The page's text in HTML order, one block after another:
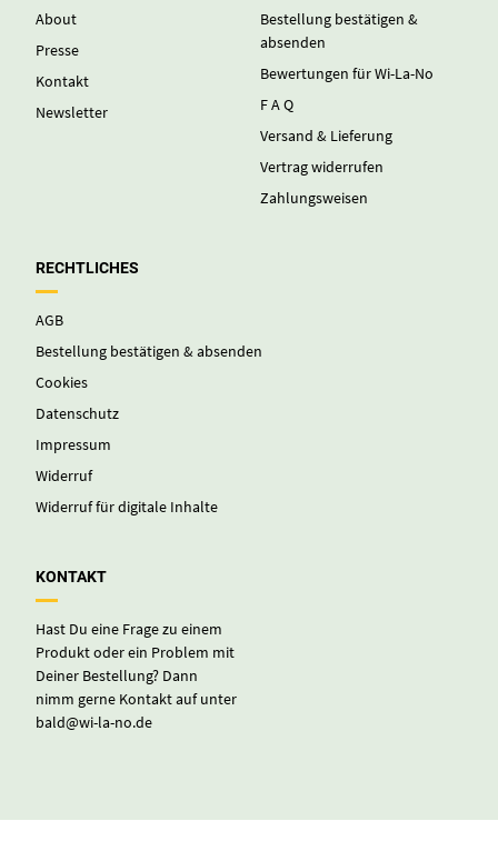
About
Presse
Kontakt
Newsletter
Bestellung bestätigen &
absenden
Bewertungen für Wi-La-No
F A Q
Versand & Lieferung
Vertrag widerrufen
Zahlungsweisen
RECHTLICHES
AGB
Bestellung bestätigen & absenden
Cookies
Datenschutz
Impressum
Widerruf
Widerruf für digitale Inhalte
KONTAKT
Hast Du eine Frage zu einem
Produkt oder ein Problem mit
Deiner Bestellung? Dann
nimm gerne Kontakt auf unter
bald@wi-la-no.de